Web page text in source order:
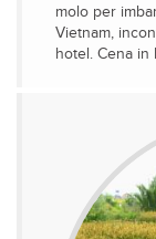
molo per
Vietnam,
hotel. Cena